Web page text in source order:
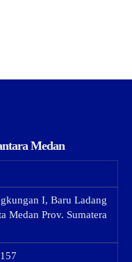
Medan
I, Baru Ladang
Medan Prov. Sumatera